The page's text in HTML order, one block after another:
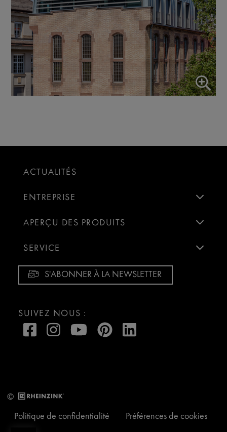
ACTUALITÉS
ENTREPRISE
APERÇU DES PRODUITS
SERVICE
S'ABONNER À LA NEWSLETTER
SUIVEZ NOUS :
©
Politique de confidentialité Préférences de cookies